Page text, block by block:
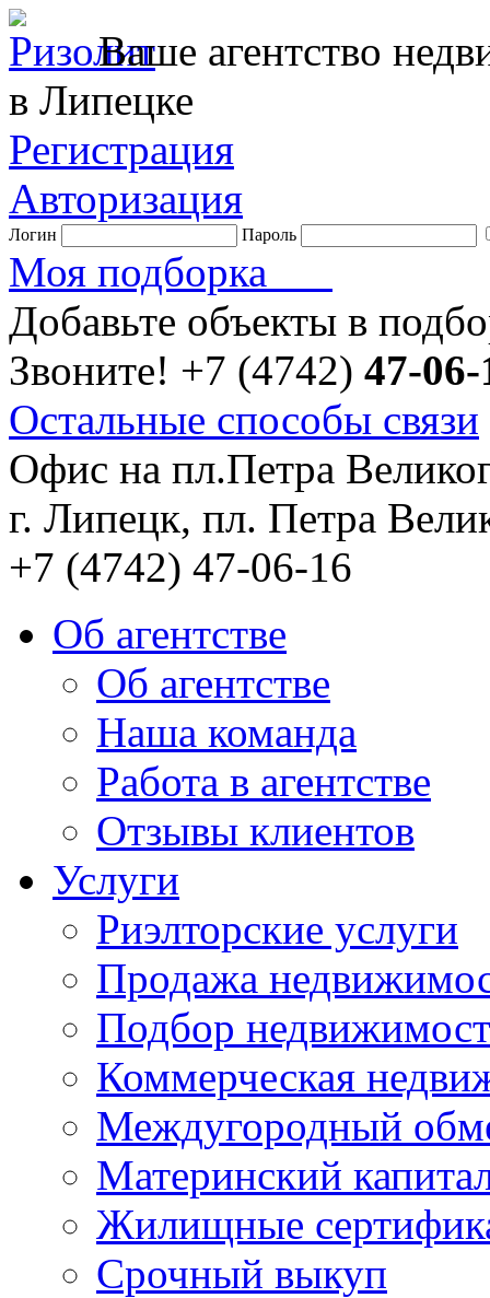
Ваше агентство
в Липецке
Регистрация
Авторизация
Логин Пароль
Моя подборка
Добавьте объекты в
Звоните! +7 (4742) 47-06-
Остальные способы связи
Офис на пл.Петра
г. Липецк, пл. Петра
+7 (4742) 47-06-16
Об агентстве
Об агентстве
Наша команда
Работа в агентстве
Отзывы клиентов
Услуги
Риэлторские услуги
Продажа
Подбор
Коммерческая
Междугородный
Материнский
Жилищные
Срочный выкуп